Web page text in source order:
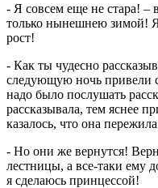
- Я совсем еще не стара! –
только нынешнею зимой!
рост!
- Как ты чудесно
следующую ночь привели
надо было послушать
рассказывала, тем яснее
казалось, что она
- Но они же вернутся!
лестницы, а все-таки ему
я сделаюсь принцессой!